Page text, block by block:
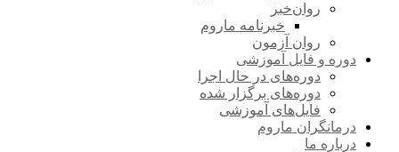
روان‌خبر
خبرنامه ماروم
روان آزمون
دوره و فایل آموزشی
دوره‌های در حال اجرا
دوره‌های برگزار شده
فایل‌های آموزشی
درمانگران ماروم
درباره ما